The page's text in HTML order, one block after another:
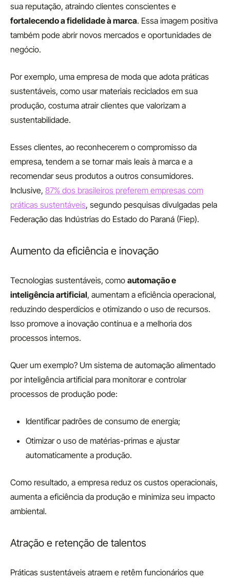
sua reputação, atraindo clientes conscientes e
fortalecendo a fidelidade à marca. Essa imagem positiva
também pode abrir novos mercados e oportunidades de
negócio.
Por exemplo, uma empresa de moda que adota práticas
sustentáveis, como usar materiais reciclados em sua
produção, costuma atrair clientes que valorizam a
sustentabilidade.
Esses clientes, ao reconhecerem o compromisso da
empresa, tendem a se tornar mais leais à marca e a
recomendar seus produtos a outros consumidores.
Inclusive, 87% dos brasileiros preferem empresas com
práticas sustentáveis, segundo pesquisas divulgadas pela
Federação das Indústrias do Estado do Paraná (Fiep).
Aumento da eficiência e inovação
Tecnologias sustentáveis, como automação e
inteligência artificial, aumentam a eficiência operacional,
reduzindo desperdícios e otimizando o uso de recursos.
Isso promove a inovação contínua e a melhoria dos
processos internos.
Quer um exemplo? Um sistema de automação alimentado
por inteligência artificial para monitorar e controlar
processos de produção pode:
Identificar padrões de consumo de energia;
Otimizar o uso de matérias-primas e ajustar
automaticamente a produção.
Como resultado, a empresa reduz os custos operacionais,
aumenta a eficiência da produção e minimiza seu impacto
ambiental.
Atração e retenção de talentos
Práticas sustentáveis atraem e retêm funcionários que